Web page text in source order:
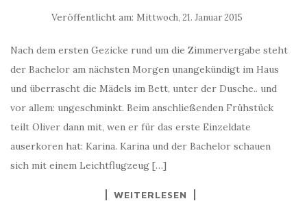
Veröffentlicht am: Mittwoch, 21. Januar 2015
Nach dem ersten Gezicke rund um die Zimmervergabe steht
der Bachelor am nächsten Morgen unangekündigt im Haus
und überrascht die Mädels im Bett, unter der Dusche.. und
vor allem: ungeschminkt. Beim anschließenden Frühstück
teilt Oliver dann mit, wen er für das erste Einzeldate
auserkoren hat: Karina. Karina und der Bachelor schauen
sich mit einem Leichtflugzeug […]
WEITERLESEN